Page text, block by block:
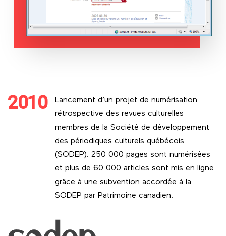
2010
Lancement d’un projet de numérisation
rétrospective des revues culturelles
membres de la Société de développement
des périodiques culturels québécois
(SODEP). 250 000 pages sont numérisées
et plus de 60 000 articles sont mis en ligne
grâce à une subvention accordée à la
SODEP par Patrimoine canadien.